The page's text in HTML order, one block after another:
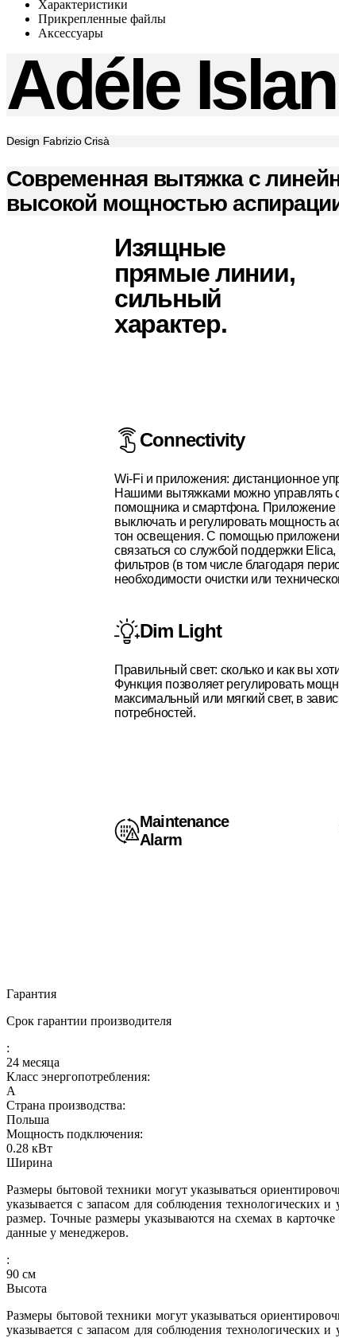
Характеристики
Прикрепленные файлы
Аксессуары
Adéle
Design Fabrizio Crisà
Современная вытяжка с
высокой мощностью
Изящные
прямые линии,
сильный
характер.
Connectivity
Wi-Fi и приложения: дистанционное
Нашими вытяжками можно управлять
помощника и смартфона. Приложение
выключать и регулировать мощность
тон освещения. С помощью
связаться со службой поддержки Elica,
фильтров (в том числе благодаря
необходимости очистки или
Dim Light
Правильный свет: сколько и как вы
Функция позволяет регулировать
максимальный или мягкий свет, в
потребностей.
Maintenance
Alarm
Гарантия
Срок гарантии производителя
:
24 месяца
Класс энергопотребления:
A
Страна производства:
Польша
Мощность подключения:
0.28 кВт
Ширина
Размеры бытовой техники могут указываться
указывается с запасом для соблюдения
размер. Точные размеры указываются на схемах в
данные у менеджеров.
:
90 см
Высота
Размеры бытовой техники могут указываться
указывается с запасом для соблюдения